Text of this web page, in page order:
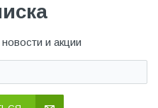
и акции